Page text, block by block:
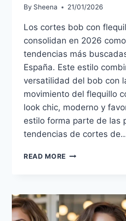
By Sheena 21/01/2026
Los cortes bob con
consolidan en 2026
tendencias más
España. Este estilo
versatilidad del bob con
movimiento del flequillo
look chic, moderno y
estilo forma parte de las
tendencias de cortes
READ MORE CORTES
CORTINA:
EL
LOOK